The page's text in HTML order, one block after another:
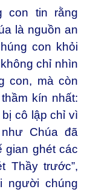
con tin rằng
là nguồn an
con khỏi
chỉ nhìn
con, mà còn
kín nhất:
cô lập chỉ vì
Chúa đã
gian ghét các
Thầy trước”,
người chúng